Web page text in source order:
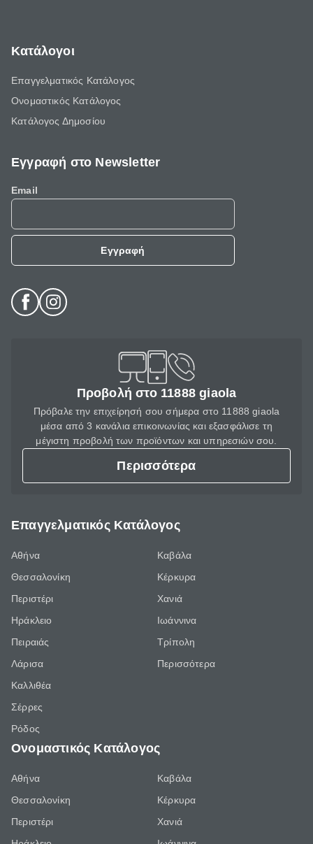
Κατάλογοι
Επαγγελματικός Κατάλογος
Ονομαστικός Κατάλογος
Κατάλογος Δημοσίου
Εγγραφή στο Newsletter
Email
Εγγραφή
Προβολή στο 11888 giaola
Πρόβαλε την επιχείρησή σου σήμερα στο 11888 giaola
μέσα από 3 κανάλια επικοινωνίας και εξασφάλισε τη
μέγιστη προβολή των προϊόντων και υπηρεσιών σου.
Περισσότερα
Επαγγελματικός Κατάλογος
Αθήνα
Θεσσαλονίκη
Περιστέρι
Ηράκλειο
Πειραιάς
Λάρισα
Καλλιθέα
Σέρρες
Ρόδος
Καβάλα
Κέρκυρα
Χανιά
Ιωάννινα
Τρίπολη
Περισσότερα
Ονομαστικός Κατάλογος
Αθήνα
Θεσσαλονίκη
Περιστέρι
Καβάλα
Κέρκυρα
Χανιά